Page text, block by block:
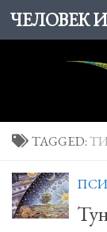
Skip to
ЧЕЛОВЕК
TAGGED: